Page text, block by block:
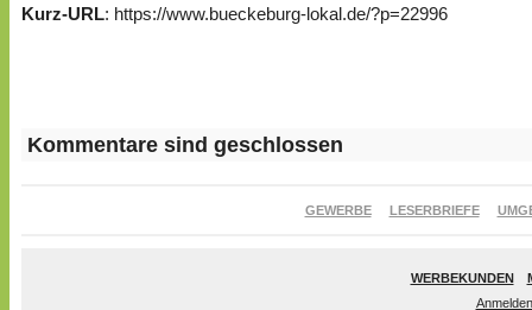
Kurz-URL: https://www.bueckeburg-lokal.de/?p=22996
Kommentare sind geschlossen
GEWERBE LESERBRIEFE
WERBEKUNDEN
Anmelden